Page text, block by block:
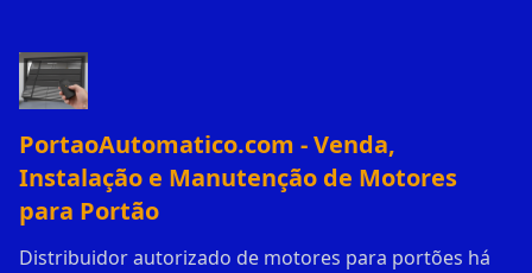
PortaoAutomatico.com - Venda,
Instalação e Manutenção de Motores
para Portão
Distribuidor autorizado de motores para portões há